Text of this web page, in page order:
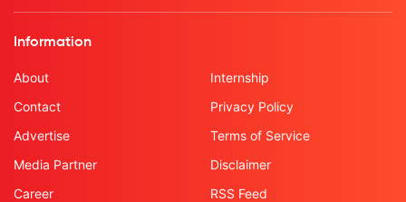
Information
About
Contact
Advertise
Media Partner
Career
Internship
Privacy Policy
Terms of Service
Disclaimer
RSS Feed